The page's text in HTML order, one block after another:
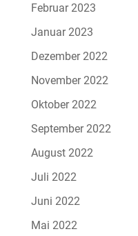
Februar 2023
Januar 2023
Dezember 2022
November 2022
Oktober 2022
September 2022
August 2022
Juli 2022
Juni 2022
Mai 2022